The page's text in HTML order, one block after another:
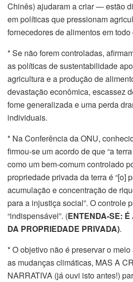
Chinês) ajudaram a criar — estão
em políticas que pressionam
fornecedores de alimentos em todo
* Se não forem controladas,
as políticas de sustentabilidade
agricultura e a produção de
devastação econômica, escassez
fome generalizada e uma perda
individuais.
* Na Conferência da ONU,
firmou-se um acordo de que “a
como um bem-comum controlado
propriedade privada da terra é “[o]
acumulação e concentração de
para a injustiça social”. O controle
“indispensável”. (ENTENDA-SE:
DA PROPRIEDADE PRIVADA).
* O objetivo não é preservar o
as mudanças climáticas, MAS A
NARRATIVA (já ouvi isto antes!)